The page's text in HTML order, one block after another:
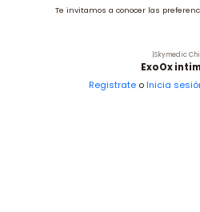
Te invitamos a conocer las
|Skymedic
ExoOx intim
Registrateo Inicia